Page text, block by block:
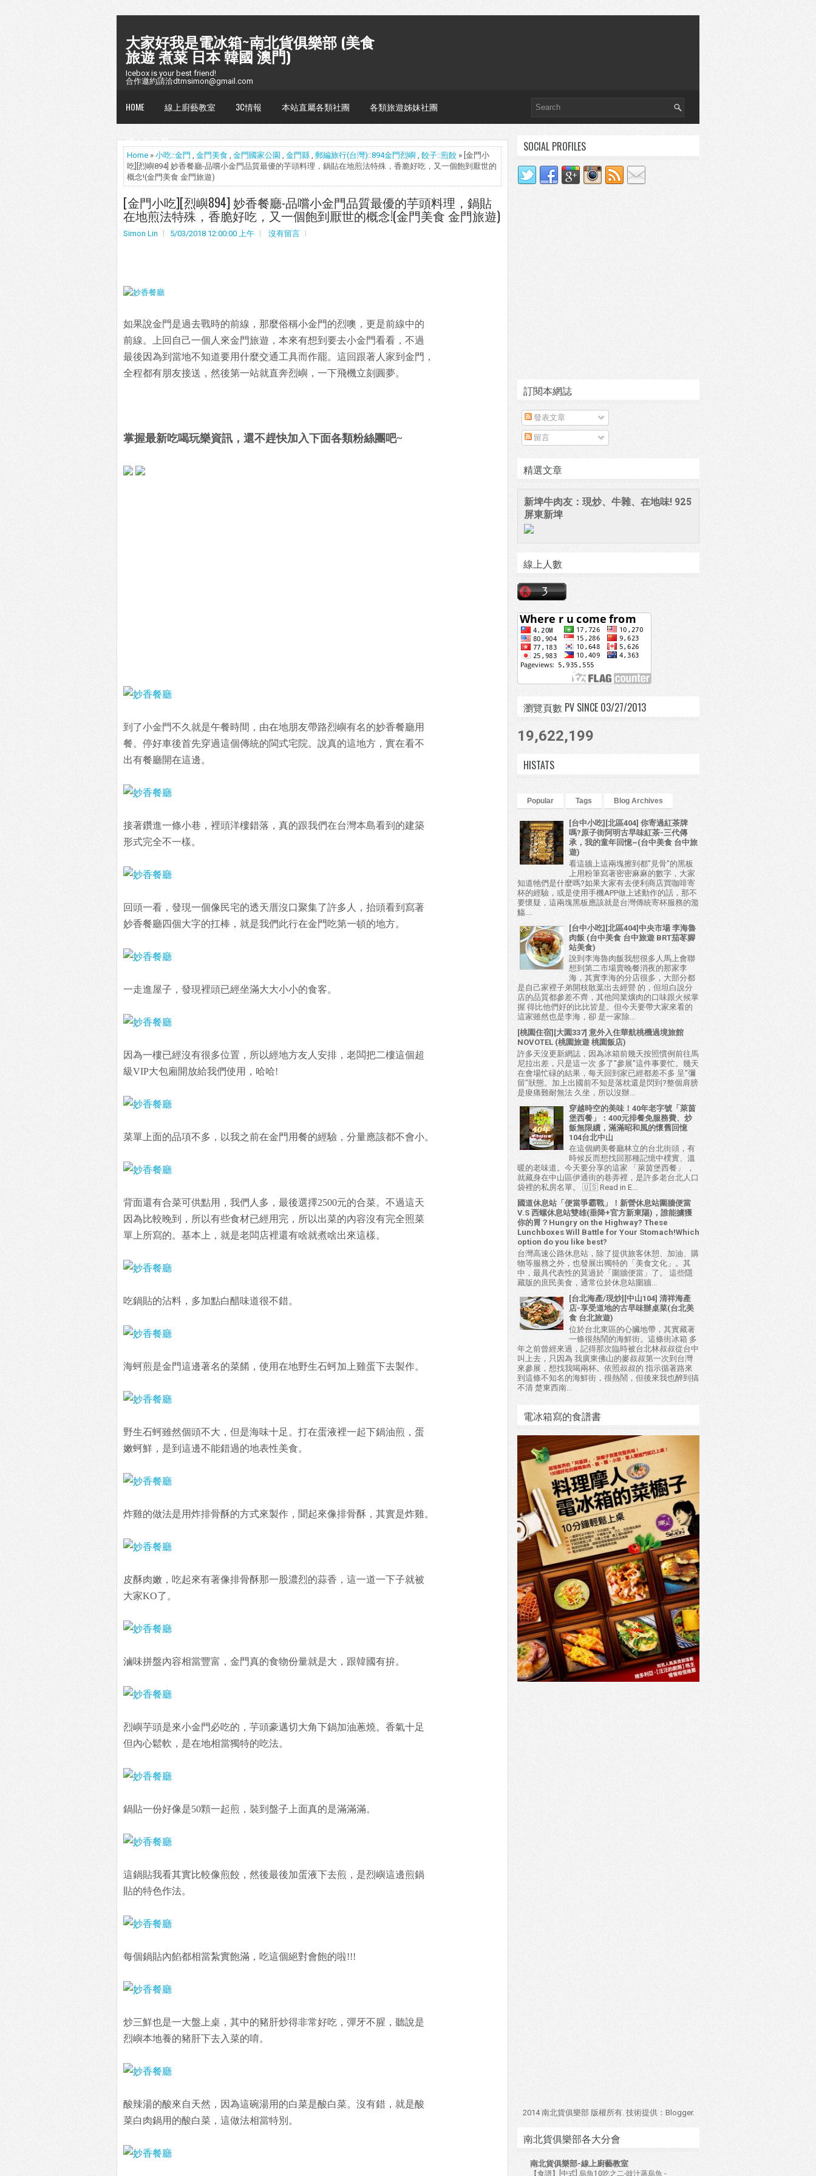
大家好我是電冰箱~南北貨俱樂部 (美食
旅遊 煮菜 日本 韓國 澳門)
Icebox is your best friend!
合作邀約請洽dtmsimon@gmail.com
HOME 線上廚藝教室 3C情報 本站直屬各類社團 各類旅遊姊妹社團
懶人包台灣
Home » 小吃::金門 , 金門美食 , 金門國家公園 , 金門縣 , 郵編旅行(台灣)::894金門烈嶼 , 餃子::煎餃 » [金門小
吃][烈嶼894] 妙香餐廳-品嚐小金門品質最優的芋頭料理，鍋貼在地煎法特殊，香脆好吃，又一個飽到厭世的
概念!(金門美食 金門旅遊)
[金門小吃][烈嶼894] 妙香餐廳-品嚐小金門品質最優的芋頭料理，鍋貼
在地煎法特殊，香脆好吃，又一個飽到厭世的概念!(金門美食 金門旅遊)
Simon Lin 5/03/2018 12:00:00 上午 沒有留言
如果說金門是過去戰時的前線，那麼俗稱小金門的烈噢，更是前線中的
前線。上回自己一個人來金門旅遊，本來有想到要去小金門看看，不過
最後因為到當地不知道要用什麼交通工具而作罷。這回跟著人家到金門，
全程都有朋友接送，然後第一站就直奔烈嶼，一下飛機立刻圓夢。
掌握最新吃喝玩樂資訊，還不趕快加入下面各類粉絲團吧~
到了小金門不久就是午餐時間，由在地朋友帶路烈嶼有名的妙香餐廳用
餐。停好車後首先穿過這個傳統的閩式宅院。說真的這地方，實在看不
出有餐廳開在這邊。
接著鑽進一條小巷，裡頭洋樓錯落，真的跟我們在台灣本島看到的建築
形式完全不一樣。
回頭一看，發現一個像民宅的透天厝沒口聚集了許多人，抬頭看到寫著
妙香餐廳四個大字的扛棒，就是我們此行在金門吃第一頓的地方。
一走進屋子，發現裡頭已經坐滿大大小小的食客。
因為一樓已經沒有很多位置，所以經地方友人安排，老闆把二樓這個超
級VIP大包廂開放給我們使用，哈哈!
菜單上面的品項不多，以我之前在金門用餐的經驗，分量應該都不會小。
背面還有合菜可供點用，我們人多，最後選擇2500元的合菜。不過這天
因為比較晚到，所以有些食材已經用完，所以出菜的內容沒有完全照菜
單上所寫的。基本上，就是老闆店裡還有啥就煮啥出來這樣。
吃鍋貼的沾料，多加點白醋味道很不錯。
海蚵煎是金門這邊著名的菜餚，使用在地野生石蚵加上雞蛋下去製作。
野生石蚵雖然個頭不大，但是海味十足。打在蛋液裡一起下鍋油煎，蛋
嫩蚵鮮，是到這邊不能錯過的地表性美食。
炸雞的做法是用炸排骨酥的方式來製作，聞起來像排骨酥，其實是炸雞。
皮酥肉嫩，吃起來有著像排骨酥那一股濃烈的蒜香，這一道一下子就被
大家KO了。
滷味拼盤內容相當豐富，金門真的食物份量就是大，跟韓國有拚。
烈嶼芋頭是來小金門必吃的，芋頭豪邁切大角下鍋加油蔥燒。香氣十足
但內心鬆軟，是在地相當獨特的吃法。
鍋貼一份好像是50顆一起煎，裝到盤子上面真的是滿滿滿。
這鍋貼我看其實比較像煎餃，然後最後加蛋液下去煎，是烈嶼這邊煎鍋
貼的特色作法。
每個鍋貼內餡都相當紮實飽滿，吃這個絕對會飽的啦!!!
炒三鮮也是一大盤上桌，其中的豬肝炒得非常好吃，彈牙不腥，聽說是
烈嶼本地養的豬肝下去入菜的唷。
酸辣湯的酸來自天然，因為這碗湯用的白菜是酸白菜。沒有錯，就是酸
菜白肉鍋用的酸白菜，這做法相當特別。
SOCIAL PROFILES
訂閱本網誌
發表文章
留言
精選文章
新埤牛肉友：現炒、牛雜、在地味! 925
屏東新埤
線上人數
瀏覽頁數 PV SINCE 03/27/2013
19,622,199
HISTATS
Popular Tags Blog Archives
[台中小吃][北區404] 你寄過紅茶牌
嗎?原子街阿明古早味紅茶-三代傳
承，我的童年回憶~(台中美食 台中旅
遊)
看這牆上這兩塊擦到都"見骨"的黑板
上用粉筆寫著密密麻麻的數字，大家
知道牠們是什麼嗎?如果大家有去便利商店買咖啡寄
杯的經驗，或是使用手機APP做上述動作的話，那不
要懷疑，這兩塊黑板應該就是台灣傳統寄杯服務的濫
觴....
[台中小吃][北區404]中央市場 李海魯
肉飯 (台中美食 台中旅遊 BRT茄苳腳
站美食)
說到李海魯肉飯我想很多人馬上會聯
想到第二市場賣晚餐消夜的那家李
海，其實李海的分店很多，大部分都
是自己家裡子弟開枝散葉出去經營 的，但坦白說分
店的品質都參差不齊，其他同業爌肉的口味跟火候掌
握 得比他們好的比比皆是。但今天要帶大家來看的
這家雖然也是李海，卻 是一家除...
[桃園住宿][大園337] 意外入住華航桃機過境旅館
NOVOTEL (桃園旅遊 桃園飯店)
許多天沒更新網誌，因為冰箱前幾天按照慣例前往馬
尼拉出差，只是這一次 多了"參展"這件事要忙。幾天
在會場忙碌的結果，每天回到家已經都差不多 呈"彌
留"狀態。加上出國前不知是落枕還是閃到?整個肩膀
是痠痛難耐無法 久坐，所以沒辦...
穿越時空的美味！40年老字號「萊茵
堡西餐」：400元排餐免服務費、炒
飯無限續，滿滿昭和風的懷舊回憶
104台北中山
在這個網美餐廳林立的台北街頭，有
時候反而想找回那種記憶中樸實、溫
暖的老味道。今天要分享的這家 「萊茵堡西餐」 ，
就藏身在中山區伊通街的巷弄裡，是許多老台北人口
袋裡的私房名單。 🇺🇸 Read in E...
國道休息站「便當爭霸戰」！新營休息站圍牆便當
V.S 西螺休息站雙雄(垂降+官方新東陽)，誰能擄獲
你的胃？Hungry on the Highway? These
Lunchboxes Will Battle for Your Stomach!Which
option do you like best?
台灣高速公路休息站，除了提供旅客休憩、加油、購
物等服務之外，也發展出獨特的「美食文化」。其
中，最具代表性的莫過於「圍牆便當」了。 這些隱
藏版的庶民美食，通常位於休息站圍牆...
[台北海產/現炒][中山104] 清祥海產
店-享受道地的古早味辦桌菜(台北美
食 台北旅遊)
位於台北東區的心臟地帶，其實藏著
一條很熱鬧的海鮮街。這條街冰箱 多
年之前曾經來過，記得那次臨時被台北林叔叔從台中
叫上去，只因為 我廣東佛山的麥叔叔第一次到台灣
來參展，想找我喝兩杯。依照叔叔的 指示循著路來
到這條不知名的海鮮街，很熱鬧，但後來我也醉到搞
不清 楚東西南...
電冰箱寫的食譜書
2014 南北貨俱樂部 版權所有. 技術提供： Blogger.
南北貨俱樂部各大分會
南北貨俱樂部-線上廚藝教室
【食譜】[中式] 烏魚10吃之二-豉汁蒸烏魚 -